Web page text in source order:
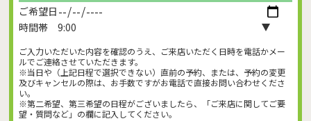
ご希望日
時間帯
ご入力いただいた内容を確認のうえ、ご来店いただく日時を電話かメー
ルでご連絡させていただきます。
※当日や（上記日程で選択できない）直前の予約、または、予約の変更
及びキャンセルの際は、お手数ですがお電話で直接お問い合わせくださ
い。
※第二希望、第三希望の日程がございましたら、「ご来店に関してご要
望・質問など」の欄に記入してください。